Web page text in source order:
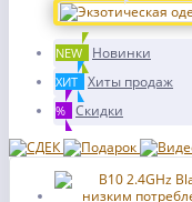
NEW Новинки
ХИТ Хиты продаж
% Скидки